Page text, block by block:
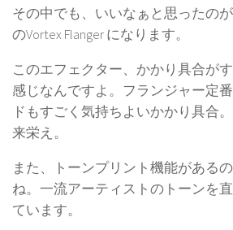
その中でも、いいなぁと思ったのが
のVortex Flanger になります。
このエフェクター、かかり具合が
感じなんですよ。フランジャー定
ドもすごく気持ちよいかかり具合
来栄え。
また、トーンプリント機能がある
ね。一流アーティストのトーンを
ています。